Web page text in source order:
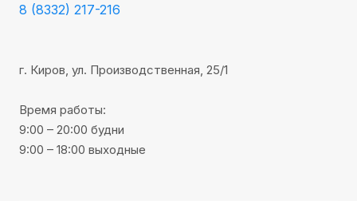
8 (8332) 217-216
г. Киров, ул. Производственная, 25/1
Время работы:
9:00 – 20:00 будни
9:00 – 18:00 выходные